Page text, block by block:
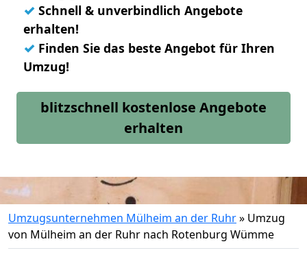
✓ Schnell & unverbindlich Angebote
erhalten!
✓ Finden Sie das beste Angebot für Ihren
Umzug!
blitzschnell kostenlose Angebote
erhalten
Umzugsunternehmen Mülheim an der Ruhr» Umzug
von Mülheim an der Ruhr nach Rotenburg Wümme